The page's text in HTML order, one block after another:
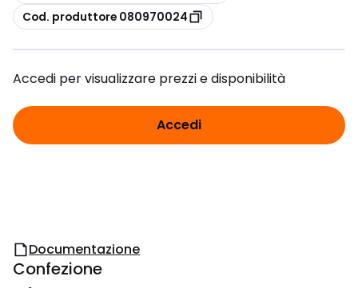
copia
Cod. produttore 080970024
Accedi per visualizzare prezzi e disponibilità
Accedi
Documentazione
Confezione